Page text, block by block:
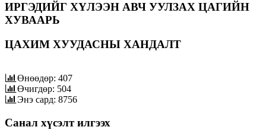
ИРГЭДИЙГ ХҮЛЭЭН АВЧ УУЛЗАХ ЦАГИЙН
ХУВААРЬ
ЦАХИМ ХУУДАСНЫ ХАНДАЛТ
Өнөөдөр: 407
Өчигдөр: 504
Энэ сард: 8756
Санал хүсэлт илгээх